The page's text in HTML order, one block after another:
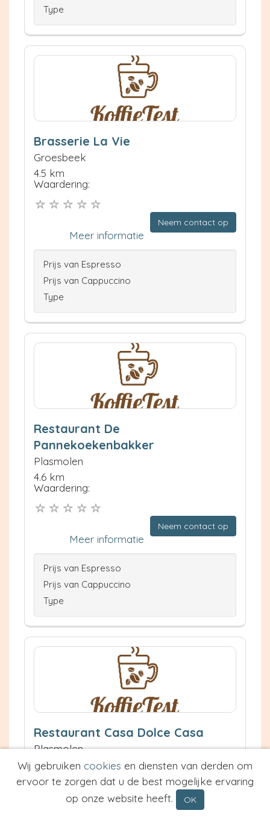
Type
Brasserie La Vie
Groesbeek
4.5 km
Waardering:
Neem contact op
Meer informatie
Prijs van Espresso
Prijs van Cappuccino
Type
Restaurant De
Pannekoekenbakker
Plasmolen
4.6 km
Waardering:
Neem contact op
Meer informatie
Prijs van Espresso
Prijs van Cappuccino
Type
Restaurant Casa Dolce Casa
Plasmolen
4.6 km
Waardering:
Neem contact op
Wij gebruiken cookies en diensten van derden om
ervoor te zorgen dat u de best mogelijke ervaring
op onze website heeft.
OK